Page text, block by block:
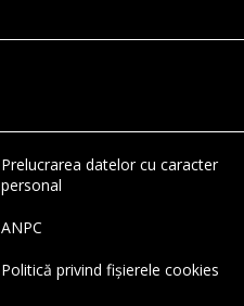
Prelucrarea datelor cu caracter
personal
ANPC
Politică privind fișierele cookies